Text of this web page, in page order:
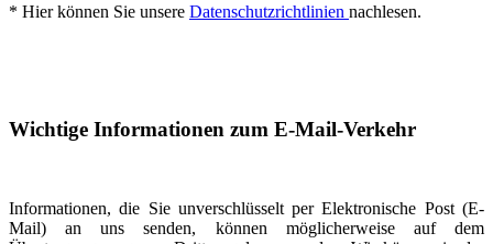
* Hier können Sie unsere Datenschutzrichtlinien nachlesen.
Wichtige Informationen zum E-Mail-Verkehr
Informationen, die Sie unverschlüsselt per Elektronische Post (E-
Mail) an uns senden, können möglicherweise auf dem